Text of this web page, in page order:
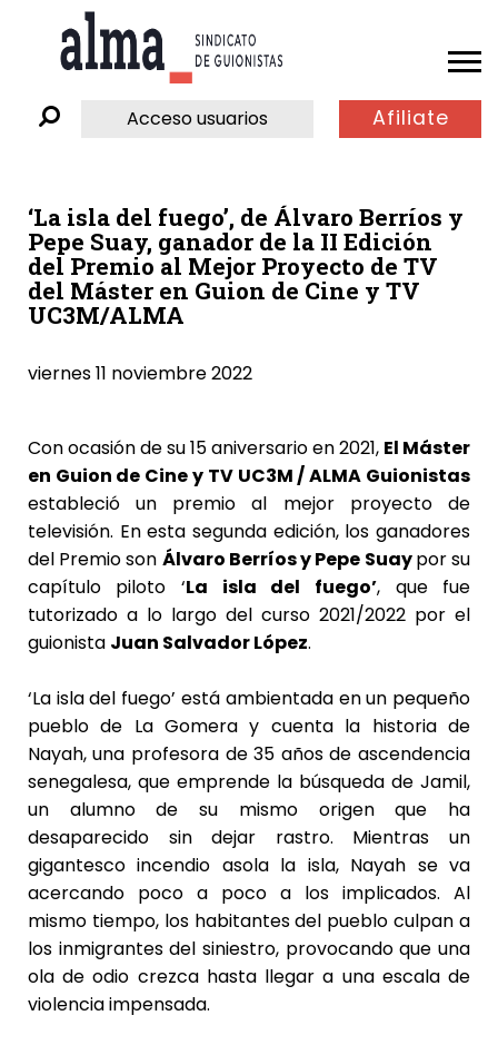
Acceso usuarios Afiliate
‘La isla del fuego’, de Álvaro Berríos y
Pepe Suay, ganador de la II Edición
del Premio al Mejor Proyecto de TV
del Máster en Guion de Cine y TV
UC3M/ALMA
viernes 11 noviembre 2022
Con ocasión de su 15 aniversario en 2021, El Máster
en Guion de Cine y TV UC3M / ALMA Guionistas
estableció un premio al mejor proyecto de
televisión. En esta segunda edición, los ganadores
del Premio son Álvaro Berríos y Pepe Suaypor su
capítulo piloto ‘La isla del fuego’, que fue
tutorizado a lo largo del curso 2021/2022 por el
guionista Juan Salvador López.
‘La isla del fuego’ está ambientada en un pequeño
pueblo de La Gomera y cuenta la historia de
Nayah, una profesora de 35 años de ascendencia
senegalesa, que emprende la búsqueda de Jamil,
un alumno de su mismo origen que ha
desaparecido sin dejar rastro. Mientras un
gigantesco incendio asola la isla, Nayah se va
acercando poco a poco a los implicados. Al
mismo tiempo, los habitantes del pueblo culpan a
los inmigrantes del siniestro, provocando que una
ola de odio crezca hasta llegar a una escala de
violencia impensada.